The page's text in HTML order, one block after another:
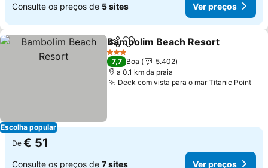
Consulte os preços de 5 sites Ver preços
Escolha popular
PartilharAdicionar aos favoritos
Bambolim Beach Resort
3 Estrelas
7,7 Boa
5.402
a 0.1 km da praia
Deck com vista para o mar Titanic Point
De € 51
Consulte os preços de 7 sites Ver preços